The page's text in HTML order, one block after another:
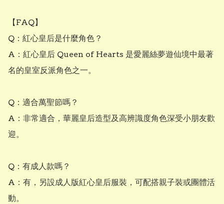
【FAQ】
Q：紅心皇后是什麼角色？
A：紅心皇后 Queen of Hearts 是愛麗絲夢遊仙境中最著
名的皇室反派角色之一。
Q：適合萬聖節嗎？
A：非常適合，華麗皇后造型及高辨識度角色深受小朋友歡
迎。
Q：有成人款嗎？
A：有，另設成人版紅心皇后服裝，可配搭親子裝或團體活
動。